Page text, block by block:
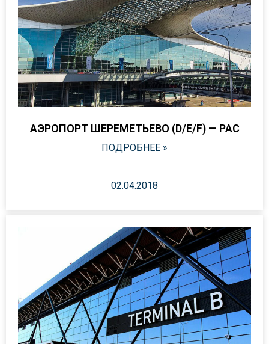
АЭРОПОРТ ШЕРЕМЕТЬЕВО (D/E/F) — PAC
ПОДРОБНЕЕ »
02.04.2018